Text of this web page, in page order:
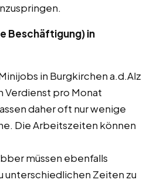
Beschäftigung) in
in Burgkirchen a.d.Alz
Verdienst pro Monat
daher oft nur wenige
Die Arbeitszeiten können
müssen ebenfalls
unterschiedlichen Zeiten zu